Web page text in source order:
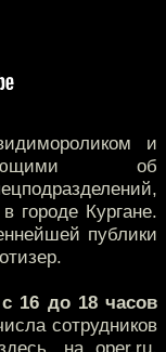
и
об
городе Кургане.
публики
16 до 18 часов
сотрудников